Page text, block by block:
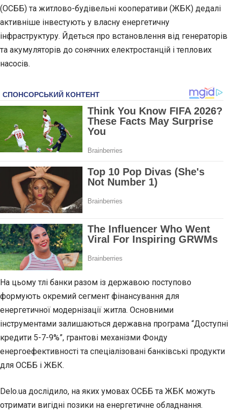
(ОСББ) та житлово-будівельні кооперативи (ЖБК) дедалі
активніше інвестують у власну енергетичну
інфраструктуру. Йдеться про встановлення від генераторів
та акумуляторів до сонячних електростанцій і теплових
насосів.
На цьому тлі банки разом із державою поступово
формують окремий сегмент фінансування для
енергетичної модернізації житла. Основними
інструментами залишаються державна програма “Доступні
кредити 5-7-9%”, грантові механізми Фонду
енергоефективності та спеціалізовані банківські продукти
для ОСББ і ЖБК.
Delo.ua дослідило, на яких умовах ОСББ та ЖБК можуть
отримати вигідні позики на енергетичне обладнання.